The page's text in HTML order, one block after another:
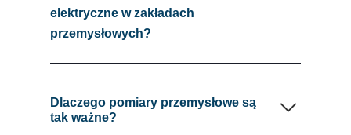
Dlaczego pomiary przemysłowe są
tak ważne?
elektryczne w zakładach
przemysłowych?